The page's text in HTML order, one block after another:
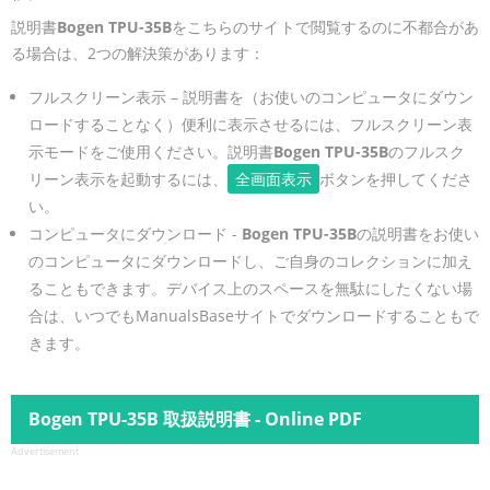
説明書Bogen TPU-35Bをこちらのサイトで閲覧するのに不都合があ
る場合は、2つの解決策があります：
フルスクリーン表示 – 説明書を（お使いのコンピュータにダウン
ロードすることなく）便利に表示させるには、フルスクリーン表
示モードをご使用ください。説明書Bogen TPU-35Bのフルスク
リーン表示を起動するには、
全画面表示 ボタンを押してくださ
い。
コンピュータにダウンロード - Bogen TPU-35Bの説明書をお使い
のコンピュータにダウンロードし、ご自身のコレクションに加え
ることもできます。デバイス上のスペースを無駄にしたくない場
合は、いつでもManualsBaseサイトでダウンロードすることもで
きます。
Bogen TPU-35B 取扱説明書 - Online PDF
Advertisement